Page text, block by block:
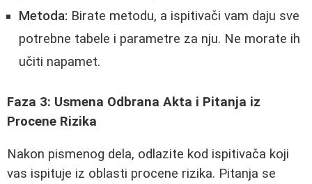
Metoda: Birate metodu, a ispitivači vam daju sve
potrebne tabele i parametre za nju. Ne morate ih
učiti napamet.
Faza 3: Usmena Odbrana Akta i Pitanja iz
Procene Rizika
Nakon pismenog dela, odlazite kod ispitivača koji
vas ispituje iz oblasti procene rizika. Pitanja se